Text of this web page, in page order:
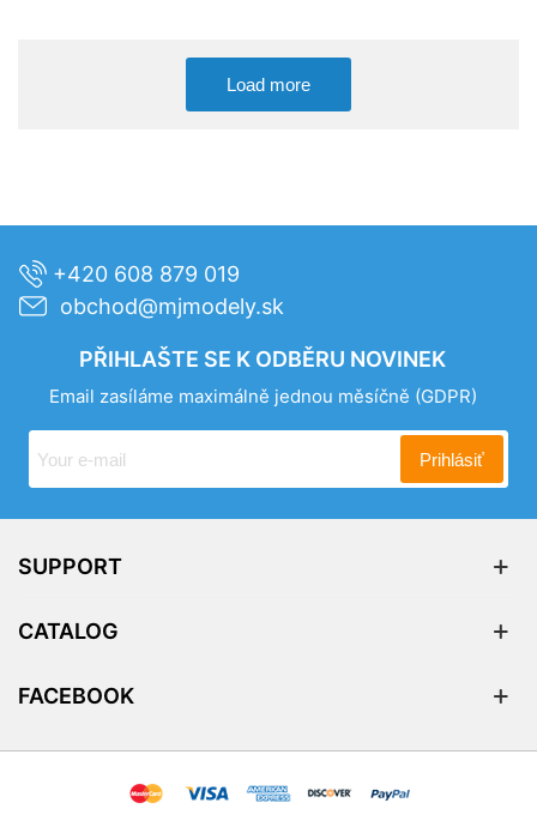
Load more
+420 608 879 019
obchod@mjmodely.sk
PŘIHLAŠTE SE K ODBĚRU NOVINEK
Email zasíláme maximálně jednou měsíčně (GDPR)
Prihlásiť
SUPPORT
CATALOG
FACEBOOK